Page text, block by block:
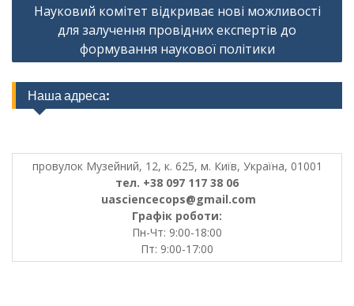
Науковий комітет відкриває нові можливості
для залучення провідних експертів до
формування наукової політики
Наша адреса:
провулок Музейний, 12, к. 625, м. Київ, Україна, 01001
тел. +38 097 117 38 06
uasciencecops@gmail.com
Графік роботи:
Пн-Чт: 9:00-18:00
Пт: 9:00-17:00